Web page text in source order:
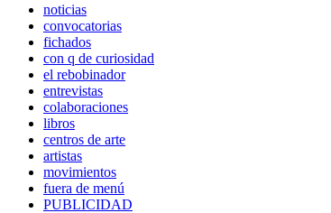
noticias
convocatorias
fichados
con q de curiosidad
el rebobinador
entrevistas
colaboraciones
libros
centros de arte
artistas
movimientos
fuera de menú
PUBLICIDAD